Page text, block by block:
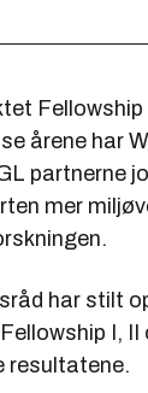
årene har
partnerne
mer
har stilt
I,
resultatene.